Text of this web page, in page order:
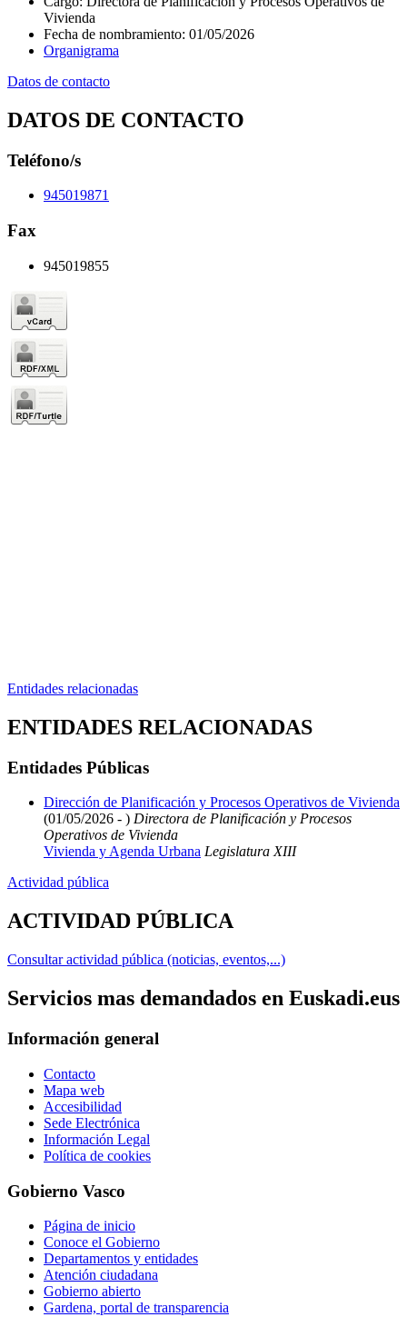
Vivienda
Fecha de nombramiento: 01/05/2026
Organigrama
Datos de contacto
DATOS DE CONTACTO
Teléfono/s
945019871
Fax
945019855
Entidades relacionadas
ENTIDADES RELACIONADAS
Entidades Públicas
Dirección de Planificación y Procesos Operativos de Vivienda
(01/05/2026 - ) Directora de Planificación y Procesos
Operativos de Vivienda
Vivienda y Agenda Urbana Legislatura XIII
Actividad pública
ACTIVIDAD PÚBLICA
Consultar actividad pública (noticias, eventos,...)
Servicios mas demandados en Euskadi.eus
Información general
Contacto
Mapa web
Accesibilidad
Sede Electrónica
Información Legal
Política de cookies
Gobierno Vasco
Página de inicio
Conoce el Gobierno
Departamentos y entidades
Atención ciudadana
Gobierno abierto
Gardena, portal de transparencia